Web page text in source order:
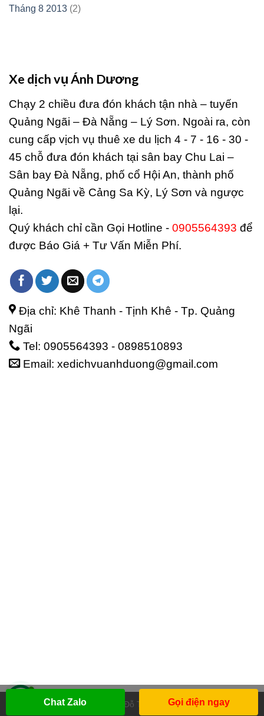
Tháng 8 2013 (2)
Xe dịch vụ Ánh Dương
Chạy 2 chiều đưa đón khách tận nhà – tuyến
Quảng Ngãi – Đà Nẵng – Lý Sơn. Ngoài ra, còn
cung cấp vịch vụ thuê xe du lịch 4 - 7 - 16 - 30 -
45 chỗ đưa đón khách tại sân bay Chu Lai –
Sân bay Đà Nẵng, phố cổ Hội An, thành phố
Quảng Ngãi về Cảng Sa Kỳ, Lý Sơn và ngược
lại.
Quý khách chỉ cần Gọi Hotline - 0905564393 để
được Báo Giá + Tư Vấn Miễn Phí.
Địa chỉ: Khê Thanh - Tịnh Khê - Tp. Quảng
Ngãi
Tel: 0905564393 - 0898510893
Email: xedichvuanhduong@gmail.com
Design by Đỗ Thanh Thái
Chat Zalo Gọi điện ngay